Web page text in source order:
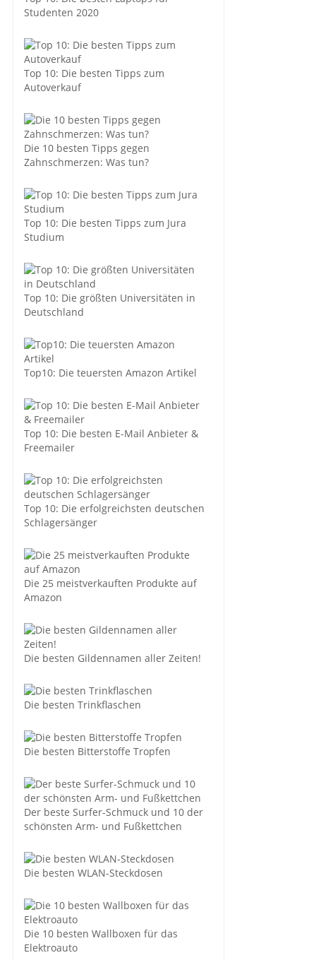
Studenten 2020
Top 10: Die besten Tipps zum
Autoverkauf
Die 10 besten Tipps gegen
Zahnschmerzen: Was tun?
Top 10: Die besten Tipps zum Jura
Studium
Top 10: Die größten Universitäten in
Deutschland
Top10: Die teuersten Amazon Artikel
Top 10: Die besten E-Mail Anbieter &
Freemailer
Top 10: Die erfolgreichsten deutschen
Schlagersänger
Die 25 meistverkauften Produkte auf
Amazon
Die besten Gildennamen aller Zeiten!
Die besten Trinkflaschen
Die besten Bitterstoffe Tropfen
Der beste Surfer-Schmuck und 10 der
schönsten Arm- und Fußkettchen
Die besten WLAN-Steckdosen
Die 10 besten Wallboxen für das
Elektroauto